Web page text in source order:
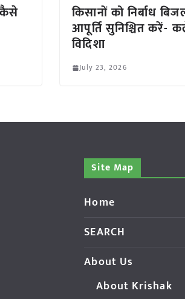
कैसे किसानों को निर्बाध
आपूर्ति सुनिश्चित करें-
विदिशा
July 23, 2026
Site Map
Home
SEARCH
About Us
About Krishak